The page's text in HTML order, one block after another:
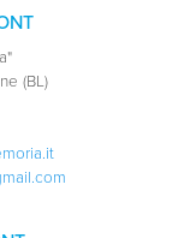
(BL)